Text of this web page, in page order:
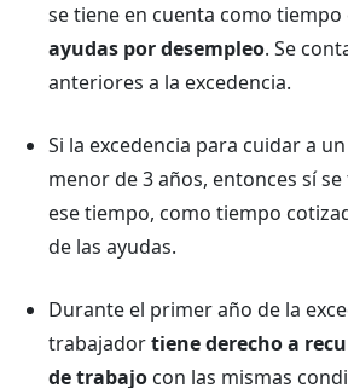
se tiene en cuenta como
ayudas por desempleo. Se
anteriores a la excedencia.
Si la excedencia para cuidar a
menor de 3 años, entonces sí
ese tiempo, como tiempo
de las ayudas.
Durante el primer año de la
trabajadortiene derecho a
de trabajo con las mismas